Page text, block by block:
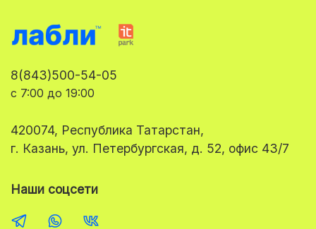
8(843)500-54-05
с 7:00 до 19:00
420074, Республика Татарстан,
г. Казань, ул. Петербургская, д. 52, офис 43/7
Наши соцсети